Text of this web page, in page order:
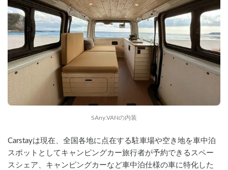
SAny.VANの内装
Carstayは現在、全国各地に点在する駐車場や空き地を車中泊
スポットとしてキャンピングカー旅行者が予約できるスペー
スシェア、キャンピングカーなど車中泊仕様の車に特化した